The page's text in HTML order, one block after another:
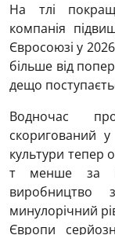
На тлі
компанія
Євросоюзі у
більше від
дещо
Водночас
скоригований
культури тепер
т менше за
виробництво
минулорічний
Європи